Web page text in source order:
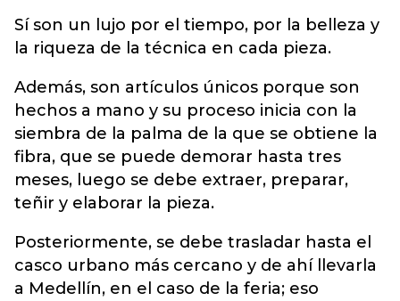
Sí son un lujo por el tiempo, por la belleza y
la riqueza de la técnica en cada pieza.
Además, son artículos únicos porque son
hechos a mano y su proceso inicia con la
siembra de la palma de la que se obtiene la
fibra, que se puede demorar hasta tres
meses, luego se debe extraer, preparar,
teñir y elaborar la pieza.
Posteriormente, se debe trasladar hasta el
casco urbano más cercano y de ahí llevarla
a Medellín, en el caso de la feria; eso